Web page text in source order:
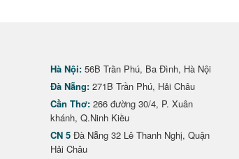
Hà Nội: 56B Trần Phú, Ba Đình, Hà Nội
Đà Nẵng: 271B Trần Phú, Hải Châu
Cần Thơ: 266 đường 30/4, P. Xuân
khánh, Q.Ninh Kiều
CN 5 Đà Nẵng 32 Lê Thanh Nghị, Quận
Hải Châu